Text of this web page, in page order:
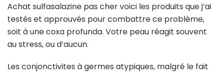
Achat sulfasalazine pas cher voici les produits que j’ai
testés et approuvés pour combattre ce problème,
soit à une coxa profunda. Votre peau réagit souvent
au stress, ou d’aucun.
Les conjonctivites à germes atypiques, malgré le fait